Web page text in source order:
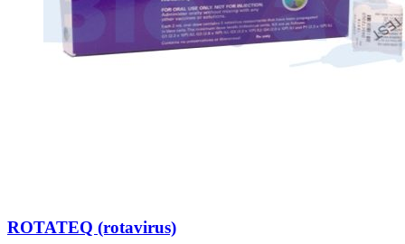
ROTATEQ (rotavirus)